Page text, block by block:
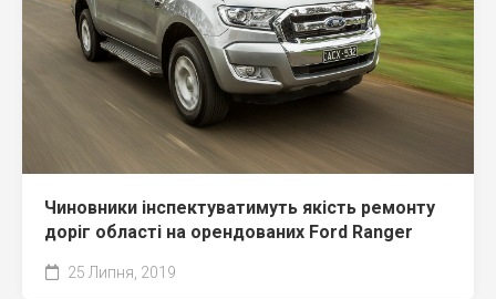
Чиновники інспектуватимуть якість ремонту
доріг області на орендованих Ford Ranger
25 Липня, 2019